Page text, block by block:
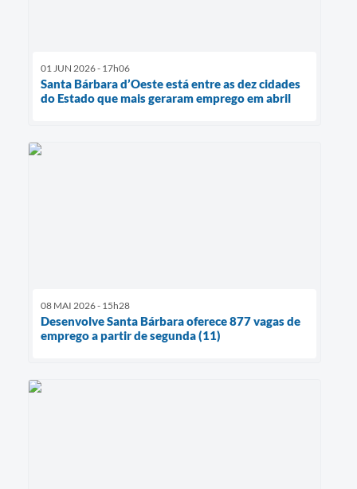
01 JUN 2026 - 17h06
Santa Bárbara d’Oeste está entre as dez cidades
do Estado que mais geraram emprego em abril
08 MAI 2026 - 15h28
Desenvolve Santa Bárbara oferece 877 vagas de
emprego a partir de segunda (11)